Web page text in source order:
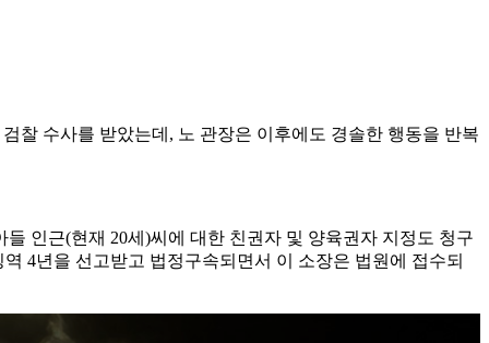
찰 수사를 받았는데, 노 관장은 이후에도 경솔한 행동을 반복
인근(현재 20세)씨에 대한 친권자 및 양육권자 지정도 청구
4년을 선고받고 법정구속되면서 이 소장은 법원에 접수되